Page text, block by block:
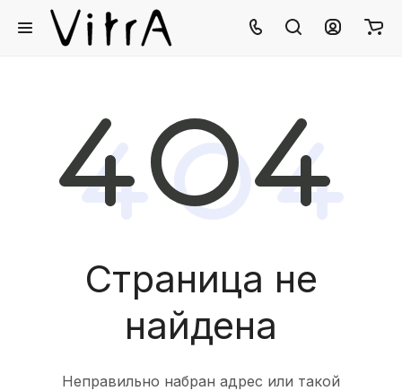
Страница не
найдена
Неправильно набран адрес или такой